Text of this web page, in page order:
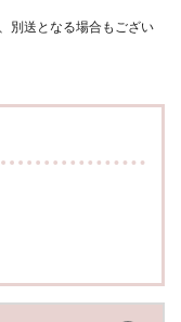
別送となる場合もござい